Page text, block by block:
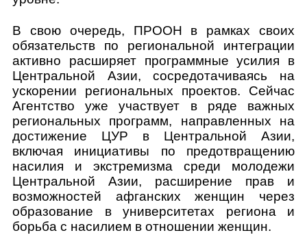
В свою очередь, ПРООН в рамках своих
обязательств по региональной интеграции
активно расширяет программные усилия в
Центральной Азии, сосредотачиваясь на
ускорении региональных проектов. Сейчас
Агентство уже участвует в ряде важных
региональных программ, направленных на
достижение ЦУР в Центральной Азии,
включая инициативы по предотвращению
насилия и экстремизма среди молодежи
Центральной Азии, расширение прав и
возможностей афганских женщин через
образование в университетах региона и
борьба с насилием в отношении женщин.